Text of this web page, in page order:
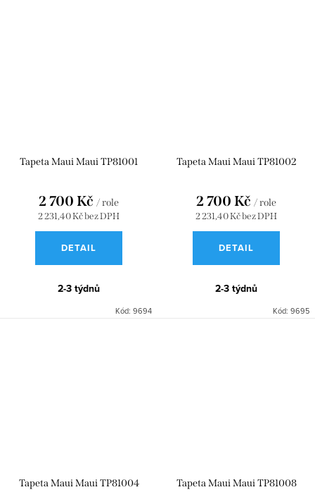
Tapeta Maui Maui TP81001
2 231,40 Kč bez DPH
2 700 Kč / role
DETAIL
2-3 týdnů
Kód: 9694
Tapeta Maui Maui TP81002
2 231,40 Kč bez DPH
2 700 Kč / role
DETAIL
2-3 týdnů
Kód: 9695
Tapeta Maui Maui TP81004 Tapeta Maui Maui TP81008